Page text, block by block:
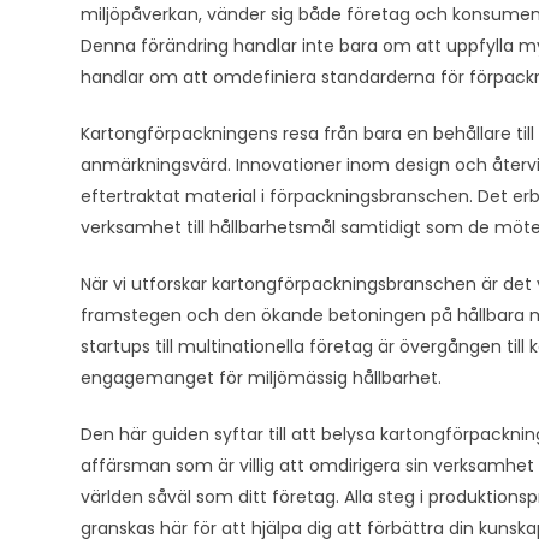
miljöpåverkan, vänder sig både företag och
Denna förändring handlar inte bara om att uppfylla
handlar om att omdefiniera standarderna för
Kartongförpackningens resa från bara en behållare
anmärkningsvärd. Innovationer inom design och
eftertraktat material i förpackningsbranschen. Det
verksamhet till hållbarhetsmål samtidigt som de
När vi utforskar kartongförpackningsbranschen är
framstegen och den ökande betoningen på hållbara
startups till multinationella företag är övergången till
engagemanget för miljömässig hållbarhet.
Den här guiden syftar till att belysa
affärsman som är villig att omdirigera sin
världen såväl som ditt företag. Alla steg i
granskas här för att hjälpa dig att förbättra din